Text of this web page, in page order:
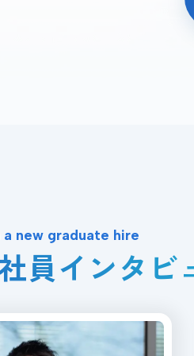
new graduate hire
員インタビ